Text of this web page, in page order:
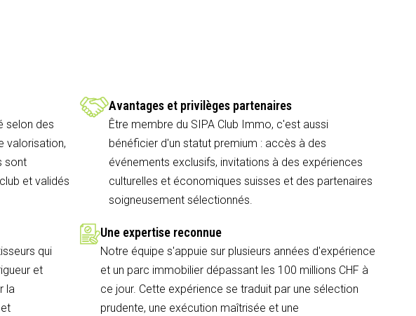
selon des
valorisation,
sont
et validés
Avantages et privilèges partenaires
Être membre du SIPA Club Immo, c'est aussi
bénéficier d'un statut premium : accès à des
événements exclusifs, invitations à des expériences
culturelles et économiques suisses et des partenaires
soigneusement sélectionnés.
qui
et
la
Une expertise reconnue
Notre équipe s'appuie sur plusieurs années d'expérience
et un parc immobilier dépassant les 100 millions CHF à
ce jour. Cette expérience se traduit par une sélection
prudente, une exécution maîtrisée et une